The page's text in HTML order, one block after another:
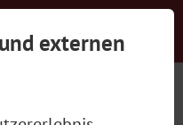
Social Wall
Kontakt
schließen
externen